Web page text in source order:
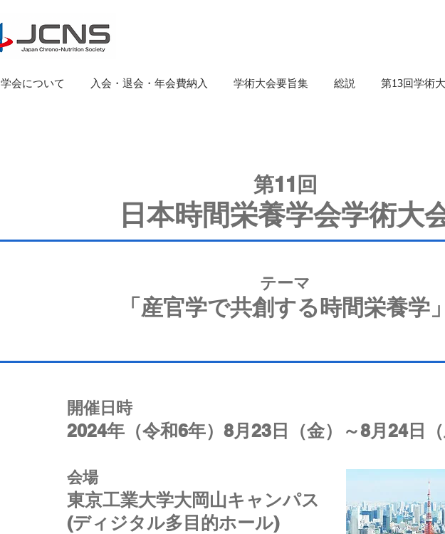
学会について 入会・退会・年会費納入 学術大会要旨集 総説 第13回学術
第11回
日本時間栄養学会学術大
テーマ
「産官学で共創する時間栄養学
開催日時
2024年（令和6年）8月23日（金）～8月24日
会場
東京工業大学大岡山キャンパス
(ディジタル多目的ホール)